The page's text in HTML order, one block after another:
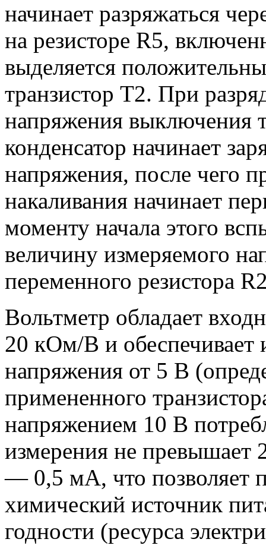
начинает разряжаться
на резисторе R5,
выделяется
транзистор Т2. При
напряжения выключения
конденсатор начинает
напряжения, после чего
накаливания начинает
моменту начала этого
величину измеряемого
переменного резистора
Вольтметр обладает
20 кОм/В и обеспечивает
напряжения от 5 В
примененного
напряжением 10 В
измерения не
— 0,5 мА, что позволяет
химический источник
годности (ресурса